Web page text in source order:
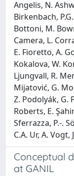
Angelis, N.
Birkenbach,
Bottoni, M.
Camera, L.
E. Fioretto, A.
Kokalova, W.
Ljungvall, R.
Mijatović, G.
Z. Podolyák, G.
Roberts, E.
Sferrazza, P.-.
C.A. Ur, A. Vogt,
Conceptual
at GANIL